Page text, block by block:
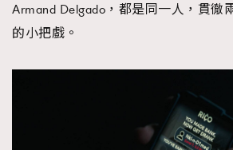
Armand Delgado，都是同一人，貫徹
的小把戲。